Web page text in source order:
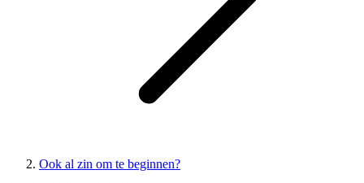
Ook al zin om te beginnen?